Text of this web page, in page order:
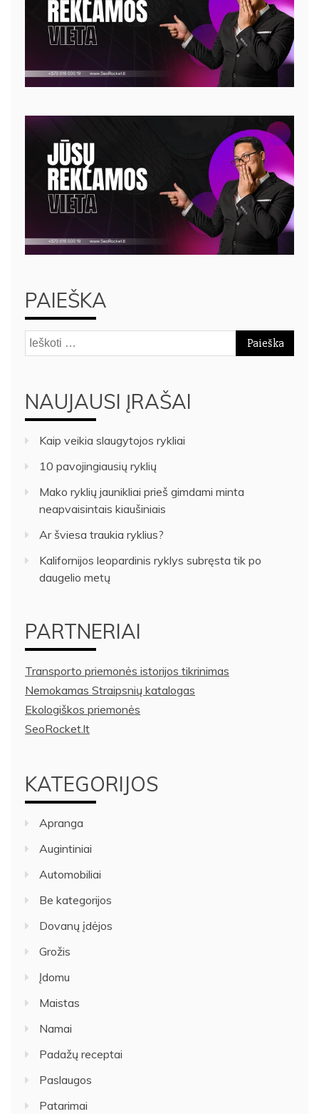
PAIEŠKA
Ieškoti:
NAUJAUSI ĮRAŠAI
Kaip veikia slaugytojos rykliai
10 pavojingiausių ryklių
Mako ryklių jaunikliai prieš gimdami minta
neapvaisintais kiaušiniais
Ar šviesa traukia ryklius?
Kalifornijos leopardinis ryklys subręsta tik po
daugelio metų
PARTNERIAI
Transporto priemonės istorijos tikrinimas
Nemokamas Straipsnių katalogas
Ekologiškos priemonės
SeoRocket.lt
KATEGORIJOS
Apranga
Augintiniai
Automobiliai
Be kategorijos
Dovanų įdėjos
Grožis
Įdomu
Maistas
Namai
Padažų receptai
Paslaugos
Patarimai